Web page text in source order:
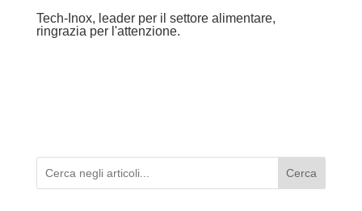
Tech-Inox, leader per il settore alimentare,
ringrazia per l'attenzione.
Cerca